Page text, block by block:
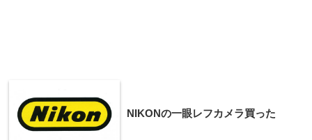
NIKONの一眼レフカメラ買った